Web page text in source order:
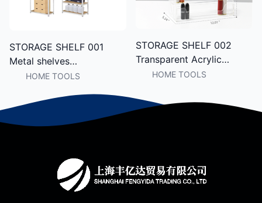
STORAGE SHELF 001
Metal shelves
multifunctional shelves
durable storage storage
shelves super household
HOME TOOLS
STORAGE SHELF 002
Transparent Acrylic
Makeup Organizer Multi-
Lipstick, Eyeshadow
HOME TOOLS